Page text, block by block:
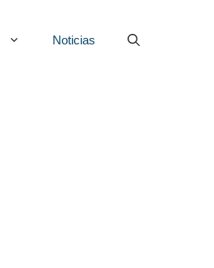
Noticias